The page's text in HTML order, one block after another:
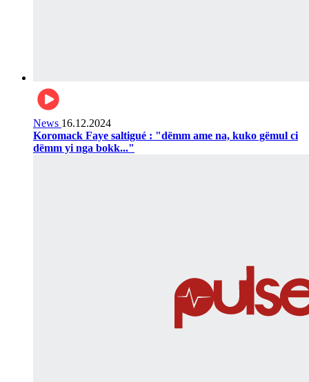
News 16.12.2024
Koromack Faye saltigué : "dëmm ame na, kuko gëmul ci
dëmm yi nga bokk..."